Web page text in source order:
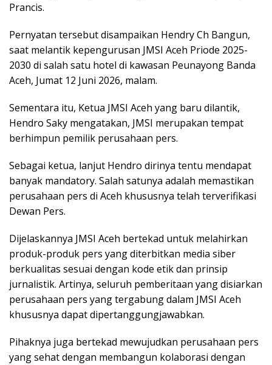
Prancis.
Pernyatan tersebut disampaikan Hendry Ch Bangun,
saat melantik kepengurusan JMSI Aceh Priode 2025-
2030 di salah satu hotel di kawasan Peunayong Banda
Aceh, Jumat 12 Juni 2026, malam.
Sementara itu, Ketua JMSI Aceh yang baru dilantik,
Hendro Saky mengatakan, JMSI merupakan tempat
berhimpun pemilik perusahaan pers.
Sebagai ketua, lanjut Hendro dirinya tentu mendapat
banyak mandatory. Salah satunya adalah memastikan
perusahaan pers di Aceh khususnya telah terverifikasi
Dewan Pers.
​Dijelaskannya JMSI Aceh bertekad untuk melahirkan
produk-produk pers yang diterbitkan media siber
berkualitas sesuai dengan kode etik dan prinsip
jurnalistik. Artinya, seluruh pemberitaan yang disiarkan
perusahaan pers yang tergabung dalam JMSI Aceh
khususnya dapat dipertanggungjawabkan.
​Pihaknya juga bertekad mewujudkan perusahaan pers
yang sehat dengan membangun kolaborasi dengan